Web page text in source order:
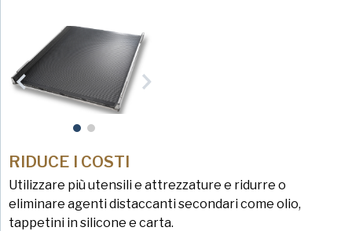
RIDUCE I COSTI
Utilizzare più utensili e attrezzature e ridurre o
eliminare agenti distaccanti secondari come olio,
tappetini in silicone e carta.